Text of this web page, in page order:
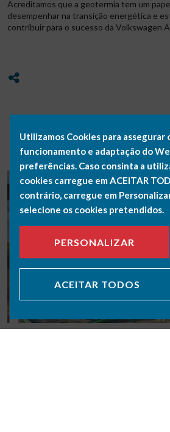
Acreditamos que a geotermia tem um
desempenhar na transição energética e
contribuir para o sucesso da Volkswagen
GALERIA
Utilizamos Cookies para assegurar
funcionamento e adaptação do
preferências. Caso consinta a
cookies carregue em ACEITAR
contrário, carregue em
selecione os cookies pretendidos.
PERSONALIZAR
ACEITAR TODOS